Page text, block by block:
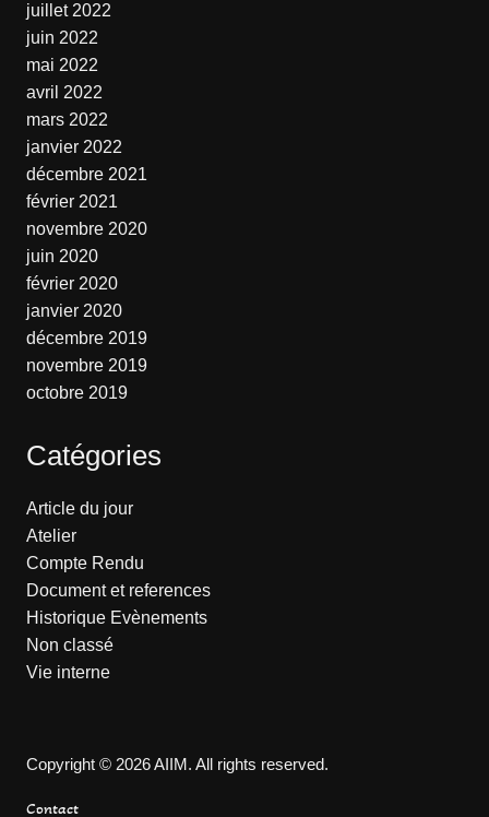
juillet 2022
juin 2022
mai 2022
avril 2022
mars 2022
janvier 2022
décembre 2021
février 2021
novembre 2020
juin 2020
février 2020
janvier 2020
décembre 2019
novembre 2019
octobre 2019
Catégories
Article du jour
Atelier
Compte Rendu
Document et references
Historique Evènements
Non classé
Vie interne
Copyright © 2026 AIIM. All rights reserved.
Contact